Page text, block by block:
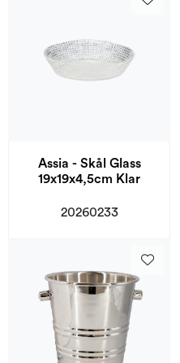
Assia - Skål Glass
19x19x4,5cm Klar
20260233